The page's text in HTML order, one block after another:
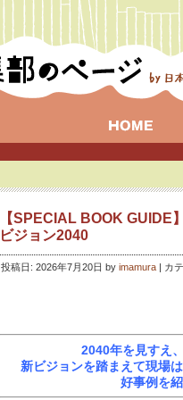
【SPECIAL BOOK GUIDE
ビジョン2040
投稿日: 2026年7月20日 by imamura | カ
2040年を見すえ
新ビジョンを踏まえて現場
好事例を